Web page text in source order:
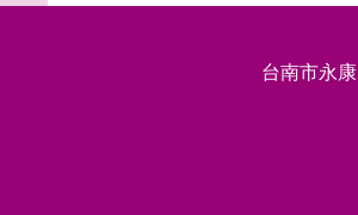
台南市永